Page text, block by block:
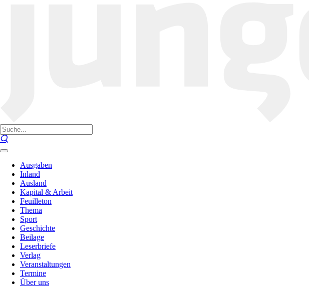
Ausgaben
Inland
Ausland
Kapital & Arbeit
Feuilleton
Thema
Sport
Geschichte
Beilage
Leserbriefe
Verlag
Veranstaltungen
Termine
Über uns